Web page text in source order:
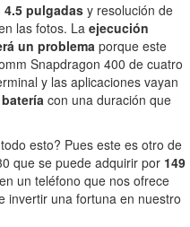
4.5 pulgadas y resolución de
las fotos. La ejecución
un problema porque este
Snapdragon 400 de cuatro
y las aplicaciones vayan
batería con una duración que
esto? Pues este es otro de
que se puede adquirir por 149
un teléfono que nos ofrece
invertir una fortuna en nuestro